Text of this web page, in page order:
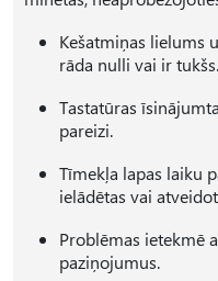
Kešatmiņas lielums
rāda nulli vai ir tukšs.
Tastatūras
pareizi.
Tīmekļa lapas laiku
ielādētas vai
Problēmas ietekmē
paziņojumus.